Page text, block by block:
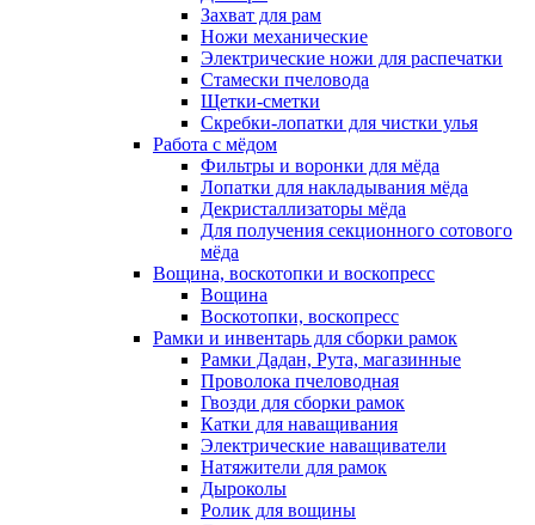
Захват для рам
Ножи механические
Электрические ножи для распечатки
Стамески пчеловода
Щетки-сметки
Скребки-лопатки для чистки улья
Работа с мёдом
Фильтры и воронки для мёда
Лопатки для накладывания мёда
Декристаллизаторы мёда
Для получения секционного сотового
мёда
Вощина, воскотопки и воскопресс
Вощина
Воскотопки, воскопресс
Рамки и инвентарь для сборки рамок
Рамки Дадан, Рута, магазинные
Проволока пчеловодная
Гвозди для сборки рамок
Катки для наващивания
Электрические наващиватели
Натяжители для рамок
Дыроколы
Ролик для вощины